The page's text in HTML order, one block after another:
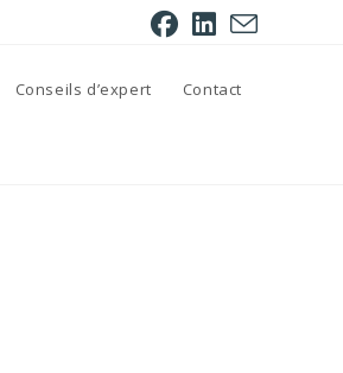
Conseils d’expert Contact